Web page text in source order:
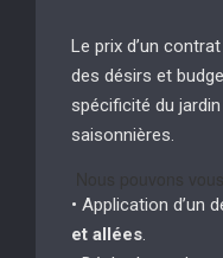
Le prix d’un
des désirs et
spécificité du
saisonnières.
• Application d’un
et allées